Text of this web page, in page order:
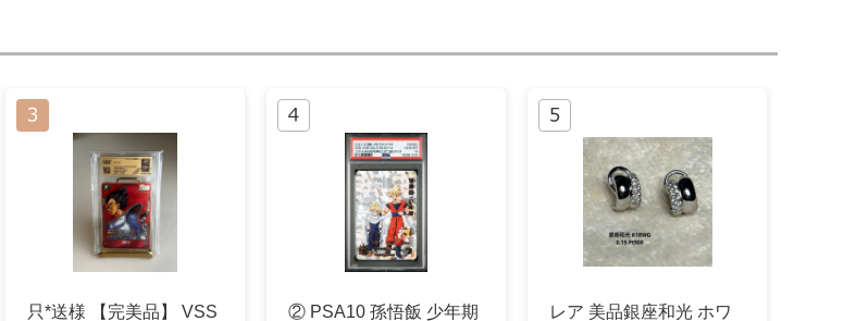
只*送様 【完美品】 VSS ② PSA10 孫悟飯 少年期 レア 美品銀座和光 ホワ